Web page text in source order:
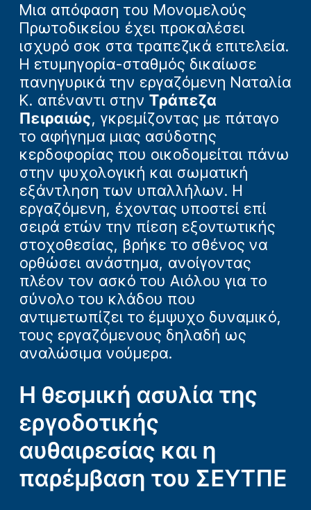
Μια απόφαση του Μονομελούς
Πρωτοδικείου έχει προκαλέσει
ισχυρό σοκ στα τραπεζικά επιτελεία.
Η ετυμηγορία-σταθμός δικαίωσε
πανηγυρικά την εργαζόμενη Ναταλία
Κ. απέναντι στην Τράπεζα
Πειραιώς, γκρεμίζοντας με πάταγο
το αφήγημα μιας ασύδοτης
κερδοφορίας που οικοδομείται πάνω
στην ψυχολογική και σωματική
εξάντληση των υπαλλήλων. Η
εργαζόμενη, έχοντας υποστεί επί
σειρά ετών την πίεση εξοντωτικής
στοχοθεσίας, βρήκε το σθένος να
ορθώσει ανάστημα, ανοίγοντας
πλέον τον ασκό του Αιόλου για το
σύνολο του κλάδου που
αντιμετωπίζει το έμψυχο δυναμικό,
τους εργαζόμενους δηλαδή ως
αναλώσιμα νούμερα.
Η θεσμική ασυλία της
εργοδοτικής
αυθαιρεσίας και η
παρέμβαση του ΣΕΥΤΠΕ